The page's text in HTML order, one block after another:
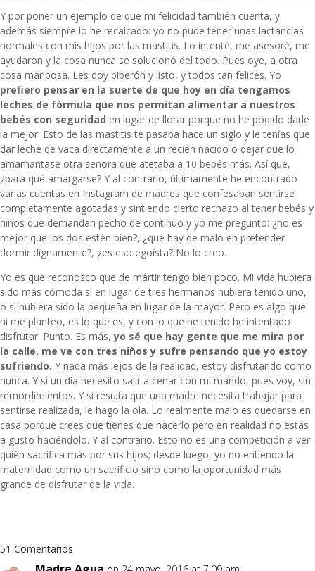
Y por poner un ejemplo de que mi felicidad también cuenta, y
además siempre lo he recalcado: yo no pude tener unas lactancias
normales con mis hijos por las mastitis. Lo intenté, me asesoré, me
ayudaron y la cosa nunca se solucionó del todo. Pues oye, a otra
cosa mariposa. Les doy biberón y listo, y todos tan felices. Yo
prefiero pensar en la suerte de que hoy en día tengamos
leches de fórmula que nos permitan alimentar a nuestros
bebés con seguridad en lugar de llorar porque no he podido darle
la mejor. Esto de las mastitis te pasaba hace un siglo y le tenías que
dar leche de vaca directamente a un recién nacido o dejar que lo
amamantase otra señora que atetaba a 10 bebés más. Así que,
¿para qué amargarse? Y al contrario, últimamente he encontrado
varias cuentas en Instagram de madres que confesaban sentirse
completamente agotadas y sintiendo cierto rechazo al tener bebés y
niños que demandan pecho de continuo y yo me pregunto: ¿no es
mejor que los dos estén bien?, ¿qué hay de malo en pretender
dormir dignamente?, ¿es eso egoísta? No lo creo.
Yo es que reconozco que de mártir tengo bien poco. Mi vida hubiera
sido más cómoda si en lugar de tres hermanos hubiera tenido uno,
o si hubiera sido la pequeña en lugar de la mayor. Pero es algo que
ni me planteo, es lo que es, y con lo que he tenido he intentado
disfrutar. Punto. Es más, yo sé que hay gente que me mira por
la calle, me ve con tres niños y sufre pensando que yo estoy
sufriendo. Y nada más lejos de la realidad, estoy disfrutando como
nunca. Y si un día necesito salir a cenar con mi marido, pues voy, sin
remordimientos. Y si resulta que una madre necesita trabajar para
sentirse realizada, le hago la ola. Lo realmente malo es quedarse en
casa porque crees que tienes que hacerlo pero en realidad no estás
a gusto haciéndolo. Y al contrario. Esto no es una competición a ver
quién sacrifica más por sus hijos; desde luego, yo no entiendo la
maternidad como un sacrificio sino como la oportunidad más
grande de disfrutar de la vida.
51 Comentarios